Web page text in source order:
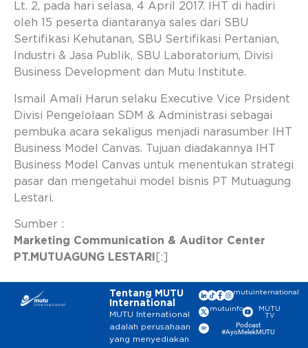
Lt. 2, pada hari selasa, 4 April 2017. IHT di hadiri
oleh 15 peserta diantaranya sales dari SBU
Sertifikasi Kehutanan, SBU Sertifikasi Pertanian,
Industri & Jasa Publik, SBU Laboratorium, Divisi
Business Development dan Mutu Institute.
Ismail Amali Harun selaku Executive Vice Prsident
Divisi Pengelolaan SDM & Administrasi sebagai
pembuka acara sekaligus menjadi narasumber IHT
Business Model Canvas. Tujuan diadakannya IHT
Business Model Canvas untuk menentukan strategi
pasar dan mengetahui model bisnis PT Mutuagung
Lestari.
Sumber :
Marketing Communication & Auditor Center
PT.MUTUAGUNG LESTARI
[:]
Tentang MUTU
International
MUTU International
adalah perusahaan
yang menyediakan
mutuinternational
mutuinfo
MUTU
TV
Podcast
#AyoMelekMUTU